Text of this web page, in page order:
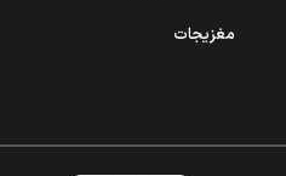
مغزیجات